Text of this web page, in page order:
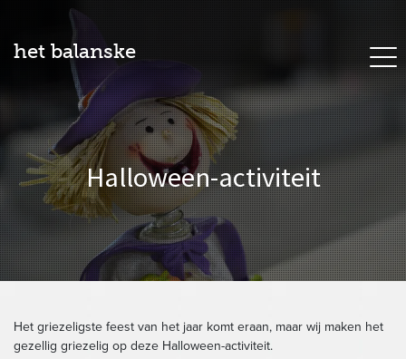
het balanske
Halloween-activiteit
Het griezeligste feest van het jaar komt eraan, maar wij maken het
gezellig griezelig op deze Halloween-activiteit.